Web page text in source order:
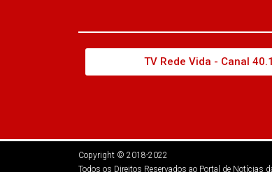
TV Rede Vida - Canal 40.1
Copyright © 2018-2022
Todos os Direitos Reservados ao Portal de Notícias